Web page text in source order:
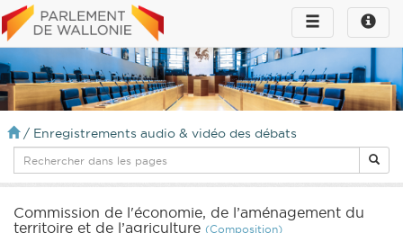
Toggle
infos
Toggle
navigation
/ Enregistrements audio & vidéo des débats
Commission de l'économie, de l’aménagement du
territoire et de l’agriculture (Composition)